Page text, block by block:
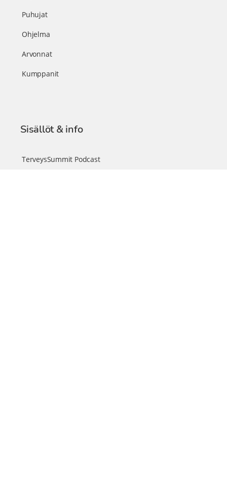
Puhujat
Ohjelma
Arvonnat
Kumppanit
Sisällöt & info
TerveysSummit Podcast